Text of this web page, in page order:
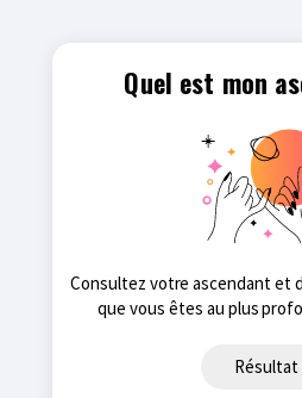
Quel est mon
Consultez votre ascendant et découvrez la personne
que vous êtes au plus
Résultat